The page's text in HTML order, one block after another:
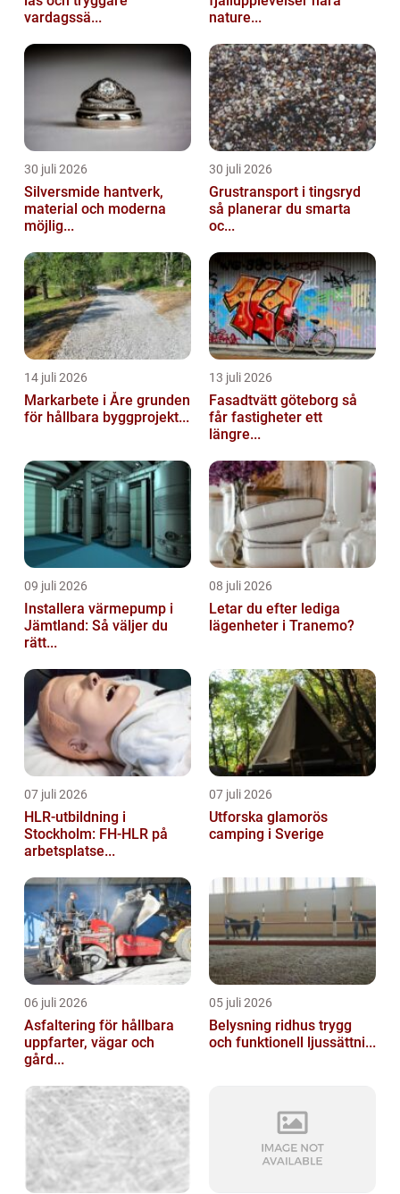
vardagssä...
nature...
30 juli 2026
Silversmide hantverk,
material och moderna
möjlig...
30 juli 2026
Grustransport i tingsryd
så planerar du smarta
oc...
14 juli 2026
Markarbete i Åre grunden
för hållbara byggprojekt...
13 juli 2026
Fasadtvätt göteborg så
får fastigheter ett
längre...
09 juli 2026
Installera värmepump i
Jämtland: Så väljer du
rätt...
08 juli 2026
Letar du efter lediga
lägenheter i Tranemo?
07 juli 2026
HLR-utbildning i
Stockholm: FH-HLR på
arbetsplatse...
07 juli 2026
Utforska glamorös
camping i Sverige
06 juli 2026
Asfaltering för hållbara
uppfarter, vägar och
gård...
05 juli 2026
Belysning ridhus trygg
och funktionell ljussättni...